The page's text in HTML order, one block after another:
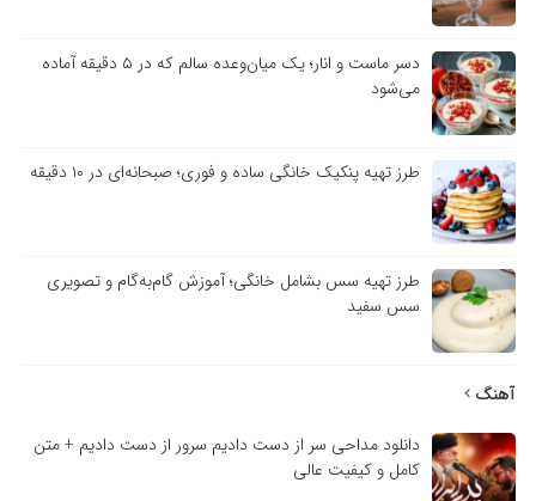
دسر ماست و انار؛ یک میان‌وعده سالم که در ۵ دقیقه آماده
می‌شود
طرز تهیه پنکیک خانگی ساده و فوری؛ صبحانه‌ای در ۱۰ دقیقه
طرز تهیه سس بشامل خانگی؛ آموزش گام‌به‌گام و تصویری
سس سفید
آهنگ
دانلود مداحی سر از دست دادیم سرور از دست دادیم + متن
کامل و کیفیت عالی